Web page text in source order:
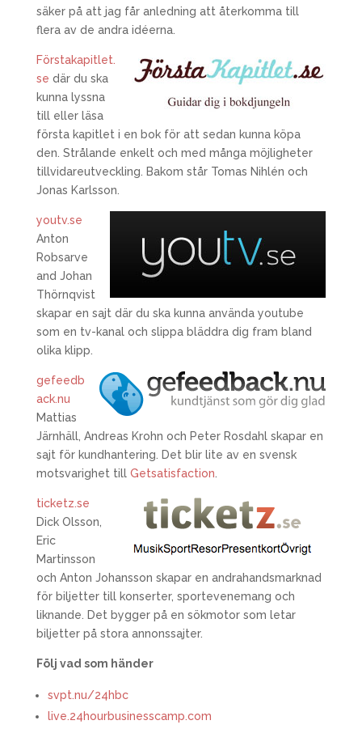
säker på att jag får anledning att återkomma till
flera av de andra idéerna.
Förstakapitlet.
se där du ska
kunna lyssna
till eller läsa
första kapitlet i en bok för att sedan kunna köpa
den. Strålande enkelt och med många möjligheter
tillvidareutveckling. Bakom står Tomas Nihlén och
Jonas Karlsson.
youtv.se
Anton
Robsarve
and Johan
Thörnqvist
skapar en sajt där du ska kunna använda youtube
som en tv-kanal och slippa bläddra dig fram bland
olika klipp.
gefeedb
ack.nu
Mattias
Järnhäll, Andreas Krohn och Peter Rosdahl skapar en
sajt för kundhantering. Det blir lite av en svensk
motsvarighet till Getsatisfaction
ticketz.se
Dick Olsson,
Eric
Martinsson
och Anton Johansson skapar en andrahandsmarknad
för biljetter till konserter, sportevenemang och
liknande. Det bygger på en sökmotor som letar
biljetter på stora annonssajter.
Följ vad som händer
svpt.nu/24hbc
live.24hourbusinesscamp.com